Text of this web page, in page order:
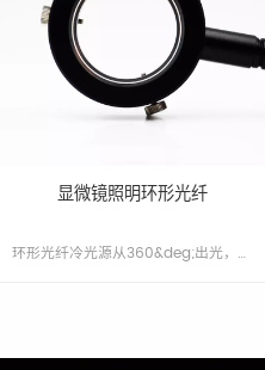
显微镜照明环形光纤
环形光纤冷光源从360&deg;出光，环形光纤形成均匀、无热量、高亮度的照明，环形光纤适用于CCD相机及显微镜检查。